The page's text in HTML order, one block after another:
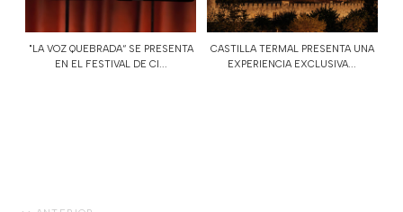
"LA VOZ QUEBRADA“ SE PRESENTA
EN EL FESTIVAL DE CI...
CASTILLA TERMAL PRESENTA UNA
EXPERIENCIA EXCLUSIVA...